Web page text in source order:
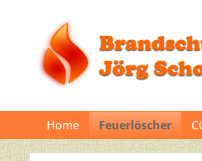
Home Feuerlöscher